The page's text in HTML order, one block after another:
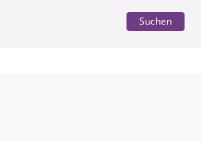
Suchen